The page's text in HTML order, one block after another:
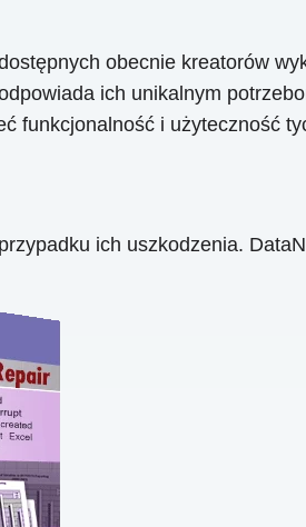
obecnie kreatorów
ich unikalnym
funkcjonalność i użyteczność
ich uszkodzenia.